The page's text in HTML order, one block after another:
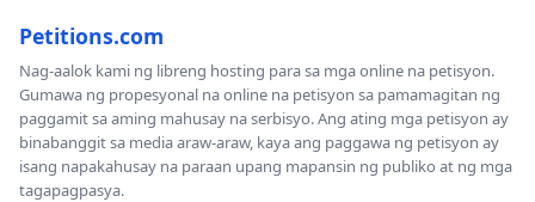
Petitions.com
Nag-aalok kami ng libreng hosting para sa mga online na petisyon.
Gumawa ng propesyonal na online na petisyon sa pamamagitan ng
paggamit sa aming mahusay na serbisyo. Ang ating mga petisyon ay
binabanggit sa media araw-araw, kaya ang paggawa ng petisyon ay
isang napakahusay na paraan upang mapansin ng publiko at ng mga
tagapagpasya.